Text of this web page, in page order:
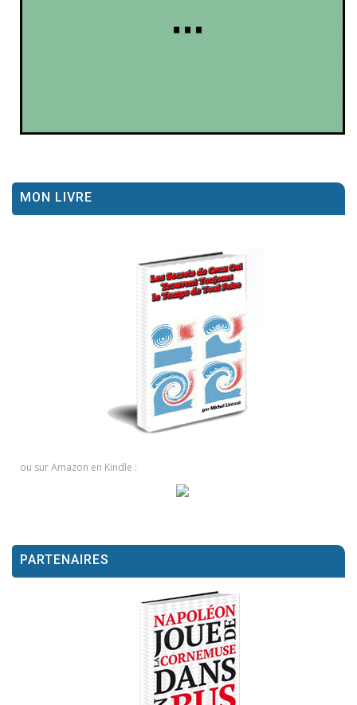
MON LIVRE
ou sur Amazon en Kindle :
PARTENAIRES